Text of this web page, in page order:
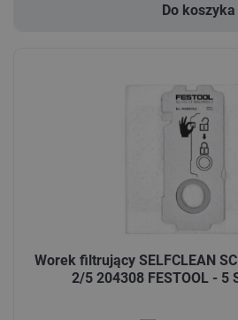
Do koszyka
Worek filtrujący SELFCLEAN
2/5 204308 FESTOOL - 5